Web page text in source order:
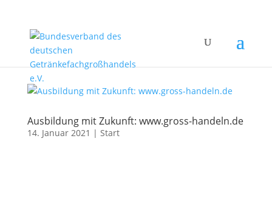
Ausbildung mit Zukunft: www.gross-handeln.de
14. Januar 2021 | Start